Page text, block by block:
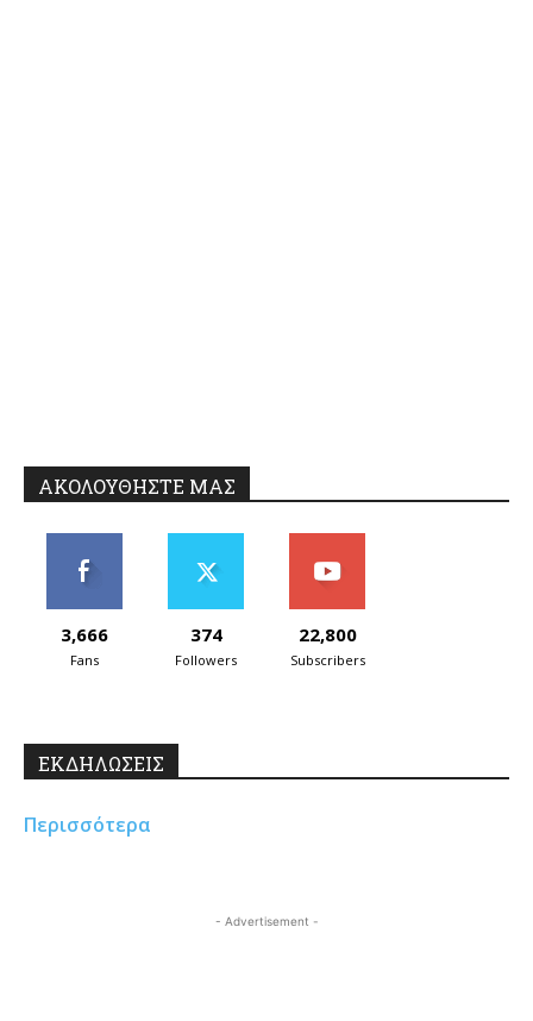
ΑΚΟΛΟΥΘΗΣΤΕ ΜΑΣ
3,666
Fans
374
Followers
22,800
Subscribers
ΕΚΔΗΛΩΣΕΙΣ
Περισσότερα
- Advertisement -